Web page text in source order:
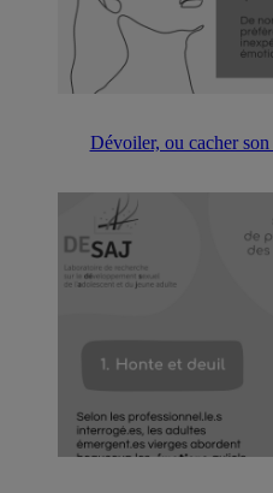
Dévoiler, ou cacher